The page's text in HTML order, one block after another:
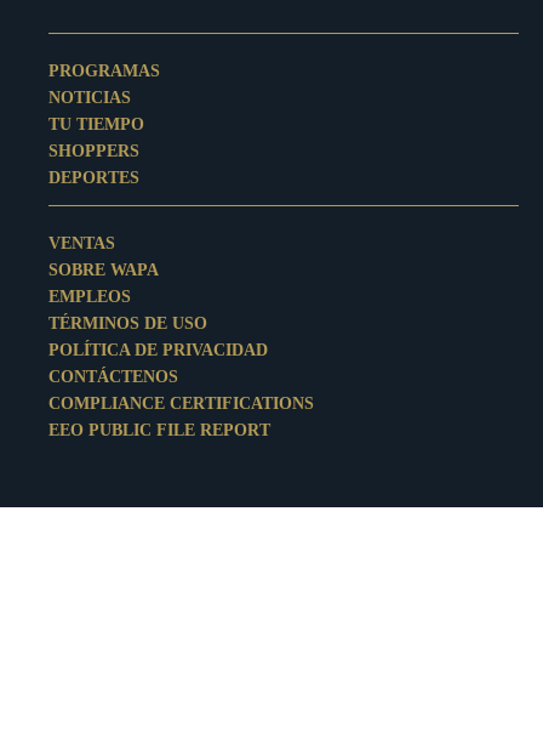
PROGRAMAS
NOTICIAS
TU TIEMPO
SHOPPERS
DEPORTES
VENTAS
SOBRE WAPA
EMPLEOS
TÉRMINOS DE USO
POLÍTICA DE PRIVACIDAD
CONTÁCTENOS
COMPLIANCE CERTIFICATIONS
EEO PUBLIC FILE REPORT